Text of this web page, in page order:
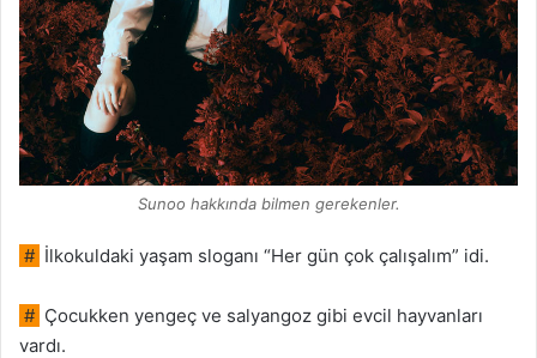
Sunoo hakkında bilmen gerekenler.
# İlkokuldaki yaşam sloganı “Her gün çok çalışalım” idi.
# Çocukken yengeç ve salyangoz gibi evcil hayvanları
vardı.